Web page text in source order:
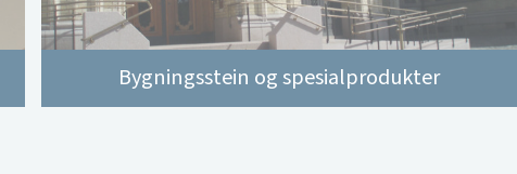
Bygningsstein og spesialprodukter